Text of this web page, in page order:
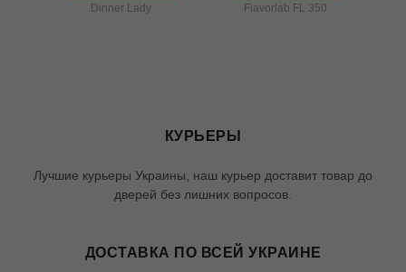
Dinner Lady Flavorlab FL 350
КУРЬЕРЫ
Лучшие курьеры Украины, наш курьер доставит товар до
дверей без лишних вопросов.
ДОСТАВКА ПО ВСЕЙ УКРАИНЕ